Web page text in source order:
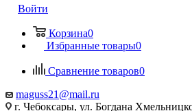
Войти
Корзина0
Избранные товары0
Сравнение товаров0
maguss21@mail.ru
г. Чебоксары, ул. Богдана